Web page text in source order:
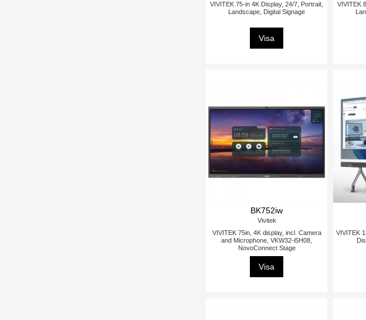
VIVITEK 75-in 4K Display, 24/7, Portrait,
Landscape, Digital Signage
Visa
VIVITEK
BK752iw
Vivitek
VIVITEK 75in, 4K display, incl. Camera
and Microphone, VKW32-i5H08,
NovoConnect Stage
Visa
VIVITEK